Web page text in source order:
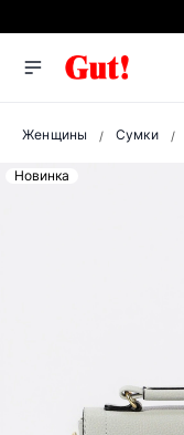
Женщины Сумки
Новинка